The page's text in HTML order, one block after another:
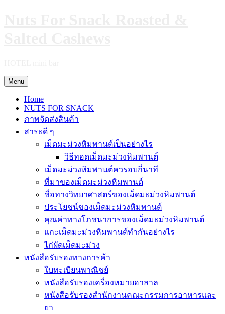
Menu
Home
NUTS FOR SNACK
ภาพจัดส่งสินค้า
สาระดี ๆ
เม็ดมะม่วงหิมพานต์เป็นอย่างไร
วิธีทอดเม็ดมะม่วงหิมพานต์
เม็ดมะม่วงหิมพานต์ควรอบกี่นาที
ที่มาของเม็ดมะม่วงหิมพานต์
ชื่อทางวิทยาศาสตร์ของเม็ดมะม่วงหิมพานต์
ประโยชน์ของเม็ดมะม่วงหิมพานต์
คุณค่าทางโภชนาการของเม็ดมะม่วงหิมพานต์
แกะเม็ดมะม่วงหิมพานต์ทำกันอย่างไร
ไก่ผัดเม็ดมะม่วง
หนังสือรับรองทางการค้า
ใบทะเบียนพาณิชย์
หนังสือรับรองเครื่องหมายฮาลาล
หนังสือรับรองสำนักงานคณะกรรมการอาหารและ
ยา